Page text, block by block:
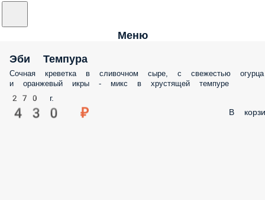
Меню
Эби Темпура
Сочная креветка в сливочном сыре, с свежестью огурца
и оранжевый икры - микс в хрустящей темпуре
270 г.
430 ₽ В